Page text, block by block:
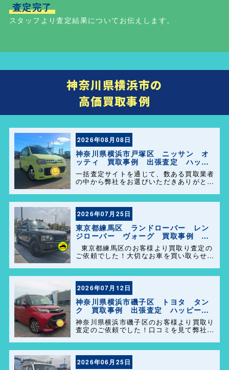
査定完了
スタッフより査定結果についてお伝えします。
神奈川県横浜市の
高価買取事例
2026年08月08日
神奈川県横浜市戸塚区 ニッサン オ
ッティ 買取事例 出張査定 ハッピ
ーカーズ港南店！
一括査定サイトを通じて、数ある買取業者
の中から弊社をお選びいただきありがとう
中古車査定・高価買取はお任せください。
地域密着だからこそのスピード対応と安心
感を大切にしています。
2026年07月25日
東京都練馬区 ランドローバー レン
ジローバー ヴォーグ 買取事例 出
張査定 ハッピーカーズ港南店！
東京都練馬区のお客様より買取り査定の
ご依頼でした！大切なお車を買い取らせて
の事をよろしくお願いします＼(^o^)／
2026年07月12日
神奈川県横浜市磯子区 トヨタ タン
ク 買取事例 出張査定 ハッピーカ
ーズ港南店！
神奈川県横浜市磯子区のお客様より買取り
査定のご依頼でした！口コミを見て弊社を
事があれば気軽にご相談して下さい(^o^)
／
2026年06月25日